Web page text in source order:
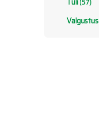
(57)
Valgustus